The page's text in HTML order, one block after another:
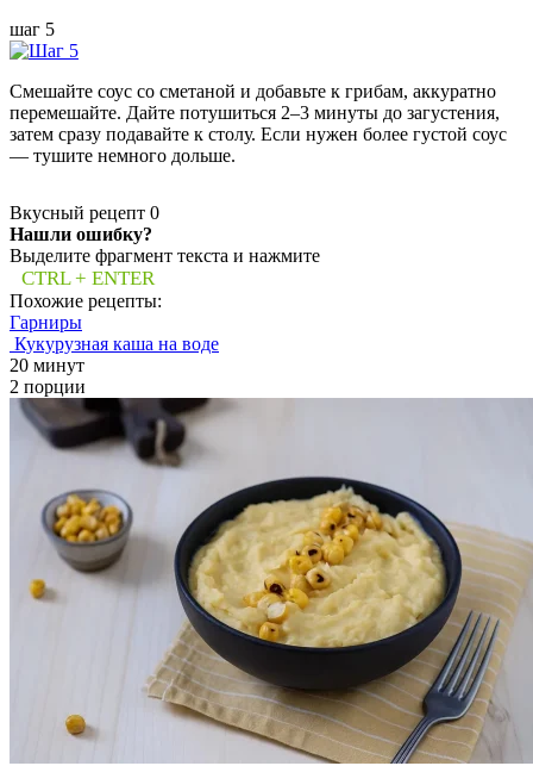
шаг 5
Смешайте соус со сметаной и добавьте к грибам, аккуратно
перемешайте. Дайте потушиться 2–3 минуты до загустения,
затем сразу подавайте к столу. Если нужен более густой соус
— тушите немного дольше.
Вкусный рецепт 0
Нашли ошибку?
Выделите фрагмент текста и нажмите
CTRL + ENTER
Похожие рецепты:
Гарниры
Кукурузная каша на воде
20 минут
2 порции